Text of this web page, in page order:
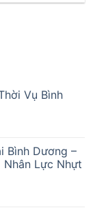
Vụ Bình
Bình Dương –
Nhân Lực Nhựt